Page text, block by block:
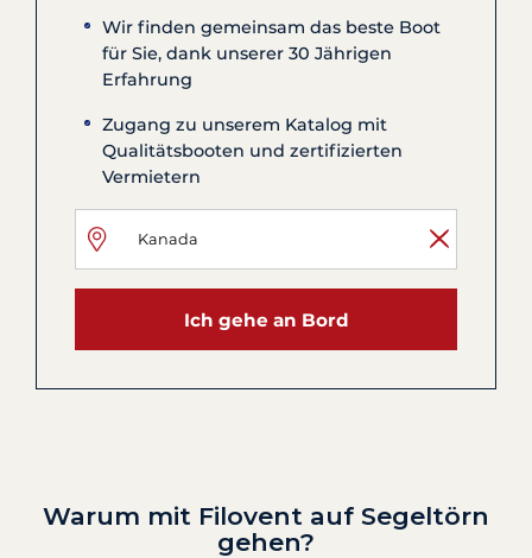
Wir finden gemeinsam das beste Boot
für Sie, dank unserer 30 Jährigen
Erfahrung
Zugang zu unserem Katalog mit
Qualitätsbooten und zertifizierten
Vermietern
Ich gehe an Bord
Warum mit Filovent auf Segeltörn
gehen?